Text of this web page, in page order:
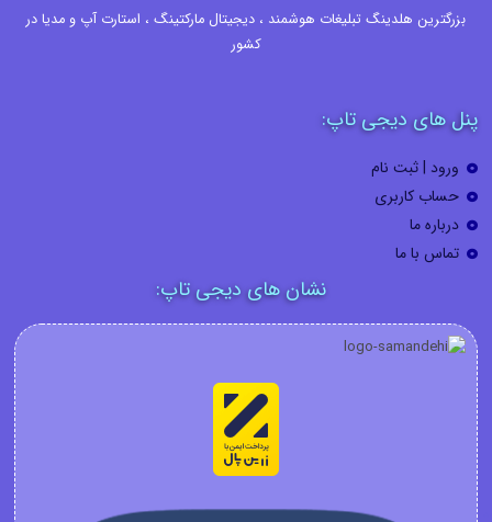
بزرگترین هلدینگ تبلیغات هوشمند ، دیجیتال مارکتینگ ، استارت آپ و مدیا در
کشور
پنل های دیجی تاپ:
ورود | ثبت نام
حساب کاربری
درباره ما
تماس با ما
نشان های دیجی تاپ: